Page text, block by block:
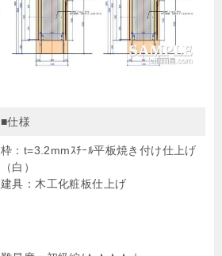
■仕様
枠：t=3.2mmｽﾁｰﾙ平板焼き付け仕上げ
（白）
建具：木工化粧板仕上げ